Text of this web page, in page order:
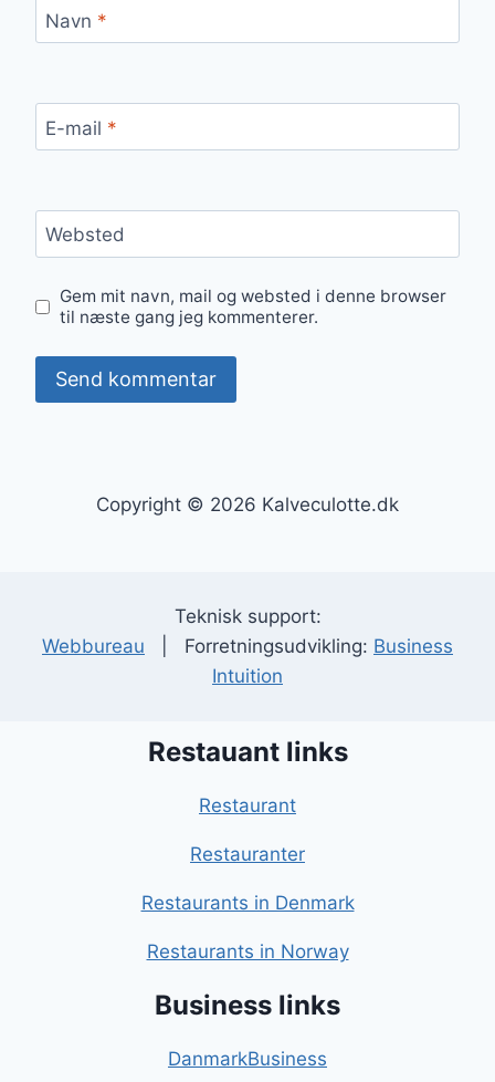
Navn *
E-mail *
Websted
Gem mit navn, mail og websted i denne browser
til næste gang jeg kommenterer.
Copyright © 2026 Kalveculotte.dk
Teknisk support:
Webbureau | Forretningsudvikling: Business
Intuition
Restauant links
Restaurant
Restauranter
Restaurants in Denmark
Restaurants in Norway
Business links
DanmarkBusiness